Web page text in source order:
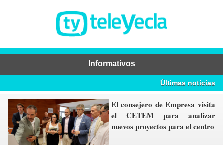
Informativos
Últimas noticias
El consejero de Empresa visita
el CETEM para analizar
nuevos proyectos para el centro